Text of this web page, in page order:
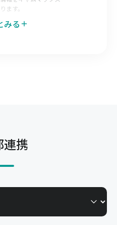
ます。
機能を開放すること
で行っていた取引
みる
連携